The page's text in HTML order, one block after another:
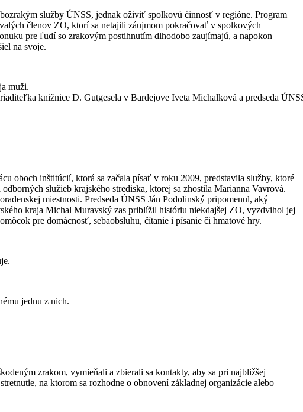
služby ÚNSS, jednak oživiť spolkovú činnosť v regióne. Program
členov ZO, ktorí sa netajili záujmom pokračovať v spolkových
pre ľudí so zrakovým postihnutím dlhodobo zaujímajú, a napokon
na svoje.
knižnice D. Gutgesela v Bardejove Iveta Michalková a predseda
oboch inštitúcií, ktorá sa začala písať v roku 2009, predstavila služby, ktoré
služieb krajského strediska, ktorej sa zhostila Marianna Vavrová.
miestnosti. Predseda ÚNSS Ján Podolinský pripomenul, aký
kraja Michal Muravský zas priblížil históriu niekdajšej ZO, vyzdvihol jej
pre domácnosť, sebaobsluhu, čítanie i písanie či hmatové hry.
zrakom, vymieňali a zbierali sa kontakty, aby sa pri najbližšej
na ktorom sa rozhodne o obnovení základnej organizácie alebo